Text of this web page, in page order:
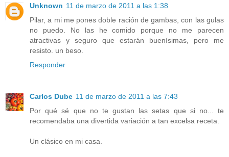
Unknown 11 de marzo de 2011 a las 1:38
Pilar, a mi me pones doble ración de gambas, con las gulas
no puedo. No las he comido porque no me parecen
atractivas y seguro que estarán buenísimas, pero me
resisto. un beso.
Responder
Carlos Dube 11 de marzo de 2011 a las 7:43
Por qué sé que no te gustan las setas que si no... te
recomendaba una divertida variación a tan excelsa receta.
Un clásico en mi casa.